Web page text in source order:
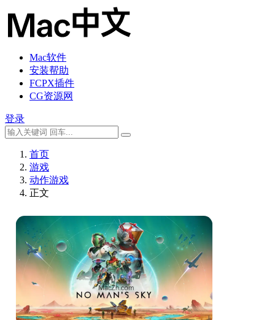
Mac软件
安装帮助
FCPX插件
CG资源网
登录
首页
游戏
‌动作游戏
正文